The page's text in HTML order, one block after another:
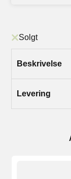
Solgt
Beskrivelse
Levering